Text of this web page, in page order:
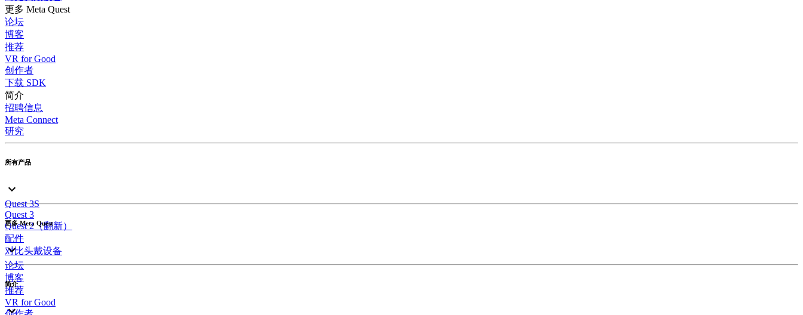
更多 Meta Quest
论坛
博客
推荐
VR for Good
创作者
下载 SDK
简介
招聘信息
Meta Connect
研究
所有产品
Quest 3S
Quest 3
Quest 2（翻新）
配件
对比头戴设备
更多 Meta Quest
论坛
博客
推荐
VR for Good
简介